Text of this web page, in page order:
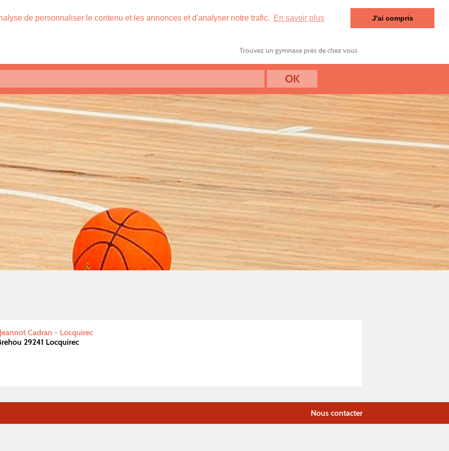
de personnaliser le contenu et les annonces et d'analyser notre trafic. En savoir plus J'ai compris
Trouvez un gymnase près de chez vous
Cadran - Locquirec
29241 Locquirec
Nous contacter